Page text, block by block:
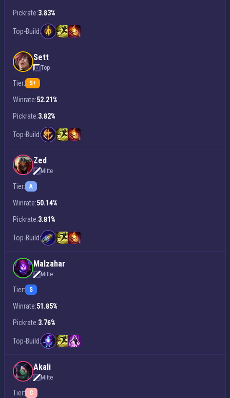
Pickrate:3.83%
Top-Build:
Sett
Top
Tier: S+
Winrate:52.21%
Pickrate:3.82%
Top-Build:
Zed
Mitte
Tier: A
Winrate:50.14%
Pickrate:3.81%
Top-Build:
Malzahar
Mitte
Tier: S
Winrate:51.85%
Pickrate:3.76%
Top-Build:
Akali
Mitte
Tier: C